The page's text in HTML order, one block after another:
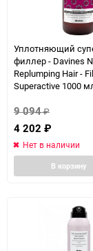
Уплотняющий
филлер - Davines
Replumping Hair -
Superactive 1000
9 094₽
4 202 ₽
Нет в наличии
В корзину